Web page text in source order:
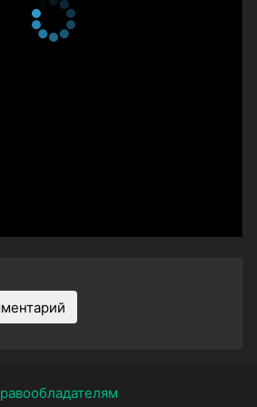
Home Is Where the Booze
Viking in a Bottle
Tahitian Dream